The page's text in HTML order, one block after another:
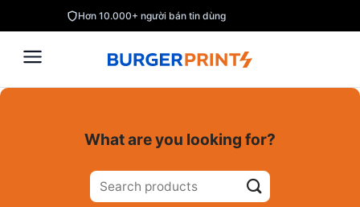
to
content
Hơn 10.000+ người bán tin dùng
What are you looking for?
Tìm
kiếm: